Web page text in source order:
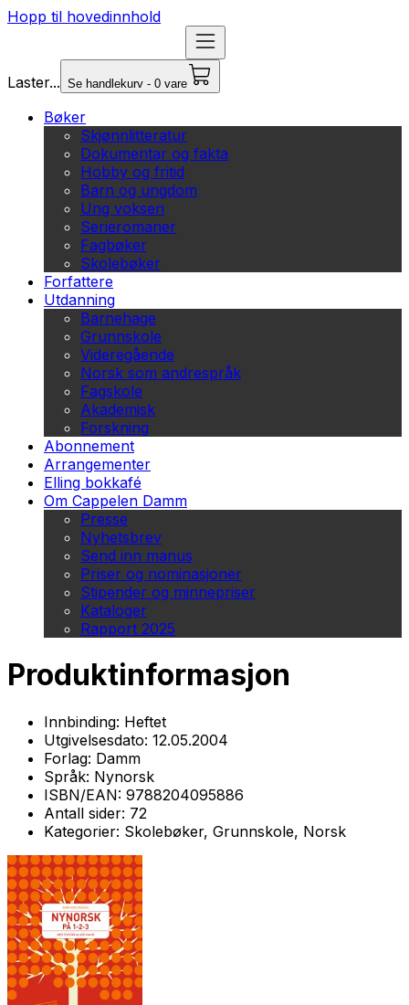
Hopp til hovedinnhold
Laster... Se handlekurv - 0 vare
Bøker
Skjønnlitteratur
Dokumentar og fakta
Hobby og fritid
Barn og ungdom
Ung voksen
Serieromaner
Fagbøker
Skolebøker
Forfattere
Utdanning
Barnehage
Grunnskole
Videregående
Norsk som andrespråk
Fagskole
Akademisk
Forskning
Abonnement
Arrangementer
Elling bokkafé
Om Cappelen Damm
Presse
Nyhetsbrev
Send inn manus
Priser og nominasjoner
Stipender og minnepriser
Kataloger
Rapport 2025
Produktinformasjon
Innbinding: Heftet
Utgivelsesdato: 12.05.2004
Forlag: Damm
Språk: Nynorsk
ISBN/EAN: 9788204095886
Antall sider: 72
Kategorier: Skolebøker, Grunnskole, Norsk